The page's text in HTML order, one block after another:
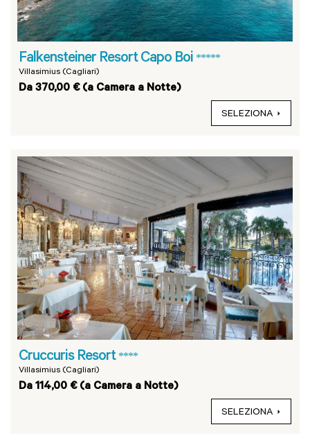
Falkensteiner Resort Capo Boi *****
Villasimius (Cagliari)
Da 370,00 € (a Camera a Notte)
SELEZIONA
Cruccuris Resort ****
Villasimius (Cagliari)
Da 114,00 € (a Camera a Notte)
SELEZIONA